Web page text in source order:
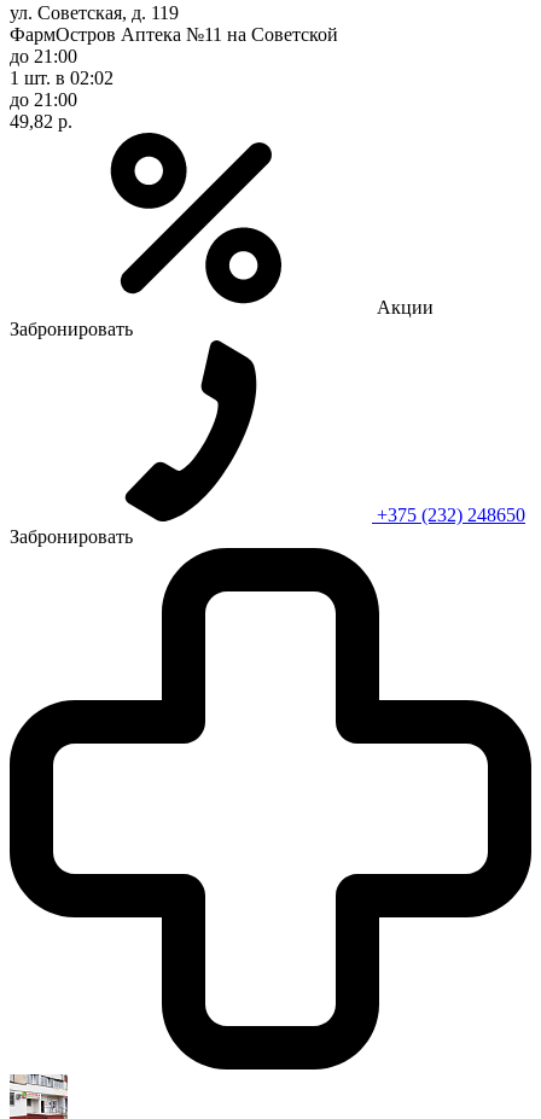
ул. Советская, д. 119
ФармОстров Аптека №11 на Советской
до 21:00
1 шт. в 02:02
до 21:00
49,82 р.
Акции
Забронировать
+375 (232) 248650
Забронировать